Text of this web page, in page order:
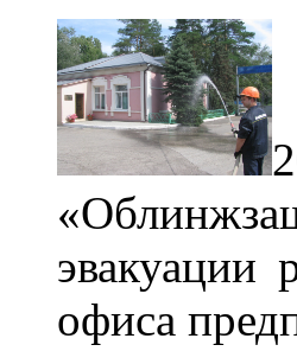
эвакуации
офиса